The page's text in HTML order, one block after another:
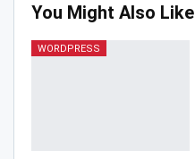
You Might Also Like
WORDPRESS